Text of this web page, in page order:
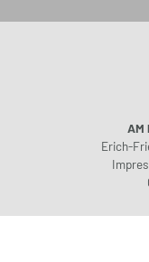
AM
Erich-